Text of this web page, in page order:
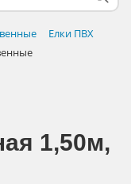
Елки ПВХ
1,50м,